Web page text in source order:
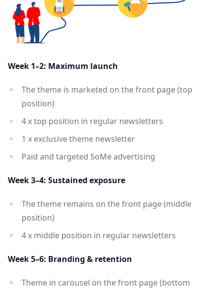
Week 1–2: Maximum launch
The theme is marketed on the front page (top
position)
4 x top position in regular newsletters
1 x exclusive theme newsletter
Paid and targeted SoMe advertising
Week 3–4: Sustained exposure
The theme remains on the front page (middle
position)
4 x middle position in regular newsletters
Week 5–6: Branding & retention
Theme in carousel on the front page (bottom